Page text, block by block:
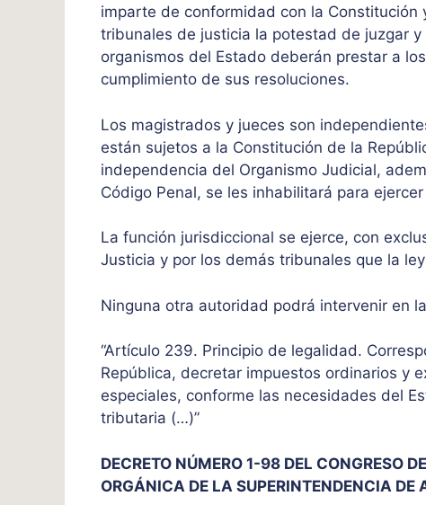
imparte de conformidad con la Constitución
tribunales de justicia la potestad de juzgar
organismos del Estado deberán prestar a
cumplimiento de sus resoluciones.
Los magistrados y jueces son
están sujetos a la Constitución de la
independencia del Organismo Judicial,
Código Penal, se les inhabilitará para
La función jurisdiccional se ejerce, con
Justicia y por los demás tribunales que la
Ninguna otra autoridad podrá intervenir en
“Artículo 239. Principio de legalidad.
República, decretar impuestos ordinarios y
especiales, conforme las necesidades del
tributaria (…)”
DECRETO NÚMERO 1-98 DEL CONGRESO
ORGÁNICA DE LA SUPERINTENDENCIA